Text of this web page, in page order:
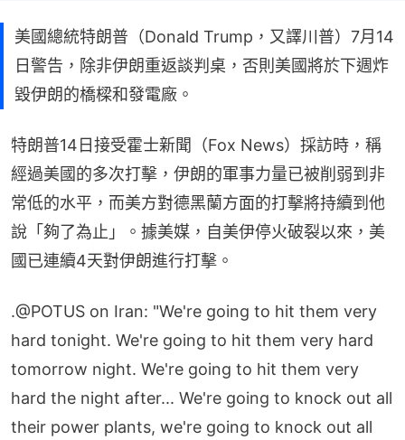
美國總統特朗普（Donald Trump，又譯川普）7月14
日警告，除非伊朗重返談判桌，否則美國將於下週炸
毀伊朗的橋樑和發電廠。
特朗普14日接受霍士新聞（Fox News）採訪時，稱
經過美國的多次打擊，伊朗的軍事力量已被削弱到非
常低的水平，而美方對德黑蘭方面的打擊將持續到他
說「夠了為止」。據美媒，自美伊停火破裂以來，美
國已連續4天對伊朗進行打擊。
.@POTUS on Iran: "We're going to hit them very
hard tonight. We're going to hit them very hard
tomorrow night. We're going to hit them very
hard the night after... We're going to knock out all
their power plants, we're going to knock out all